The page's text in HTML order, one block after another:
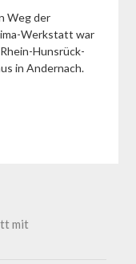
Weg der
Werkstatt war
Hunsrück-
in Andernach.
mit